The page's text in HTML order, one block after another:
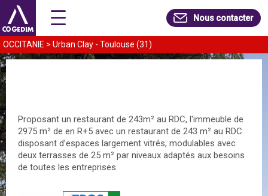
Nous contacter
OCCITANIE > Urban Clay - Toulouse (31)
Proposant un restaurant de 243m² au RDC, l'immeuble de
2975 m² de en R+5 avec un restaurant de 243 m² au RDC
disposant d’espaces largement vitrés, modulables avec
deux terrasses de 25 m² par niveaux adaptés aux besoins
de toutes les entreprises.